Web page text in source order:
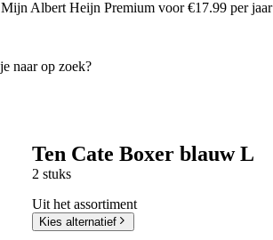
Mijn Albert Heijn Premium voor €17.99 per jaar
Ten Cate Boxer blauw L
2 stuks
Uit het assortiment
Kies alternatief